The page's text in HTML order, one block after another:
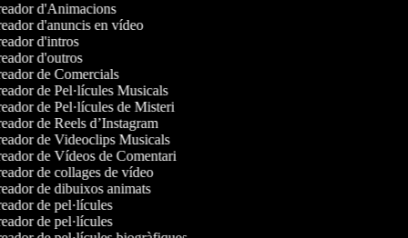
d'Animacions
d'anuncis en vídeo
d'intros
d'outros
de Comercials
de Pel·lícules Musicals
de Pel·lícules de Misteri
de Reels d’Instagram
de Videoclips Musicals
de Vídeos de Comentari
de collages de vídeo
de dibuixos animats
de pel·lícules
de pel·lícules